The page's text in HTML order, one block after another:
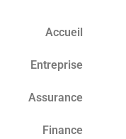
Accueil
Entreprise
Assurance
Finance